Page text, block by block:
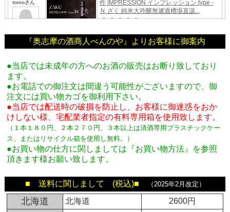
『奥志摩の酒商人べんのや』よりお客様に御案内
●当店では未成年の方へのお酒の販売はお断り致しており
ます。
●お電話での御注文は間違う可能性がございますので、御
注文には買い物カゴを御利用下さい。
●当店では配送時の破損を防止し、お客様に御迷惑をおか
けしない様、宅配業者指定の有料専用箱を使用致します。
（１本１８０円、２本２７０円、３本以上は清酒専用プラスチックケー
ス、またはリサイクル箱を使用し無料。
）
●お買い物の仕方に関しましては『お買い物方法』を参照
頂きます様お願い致します。
■ 送料に関しまして (税込)■ （2025年2月改定）
北海道 北海道 2600円